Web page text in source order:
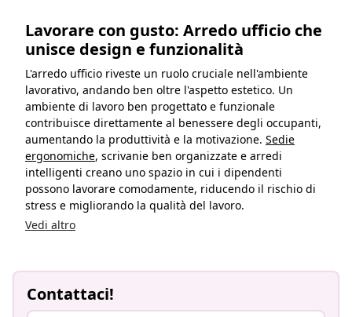
Lavorare con gusto: Arredo ufficio che
unisce design e funzionalità
L'arredo ufficio riveste un ruolo cruciale nell'ambiente
lavorativo, andando ben oltre l'aspetto estetico. Un
ambiente di lavoro ben progettato e funzionale
contribuisce direttamente al benessere degli occupanti,
aumentando la produttività e la motivazione. Sedie
ergonomiche, scrivanie ben organizzate e arredi
intelligenti creano uno spazio in cui i dipendenti
possono lavorare comodamente, riducendo il rischio di
stress e migliorando la qualità del lavoro.
Vedi altro
Contattaci!